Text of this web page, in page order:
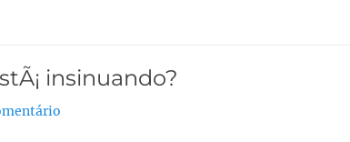
insinuando?